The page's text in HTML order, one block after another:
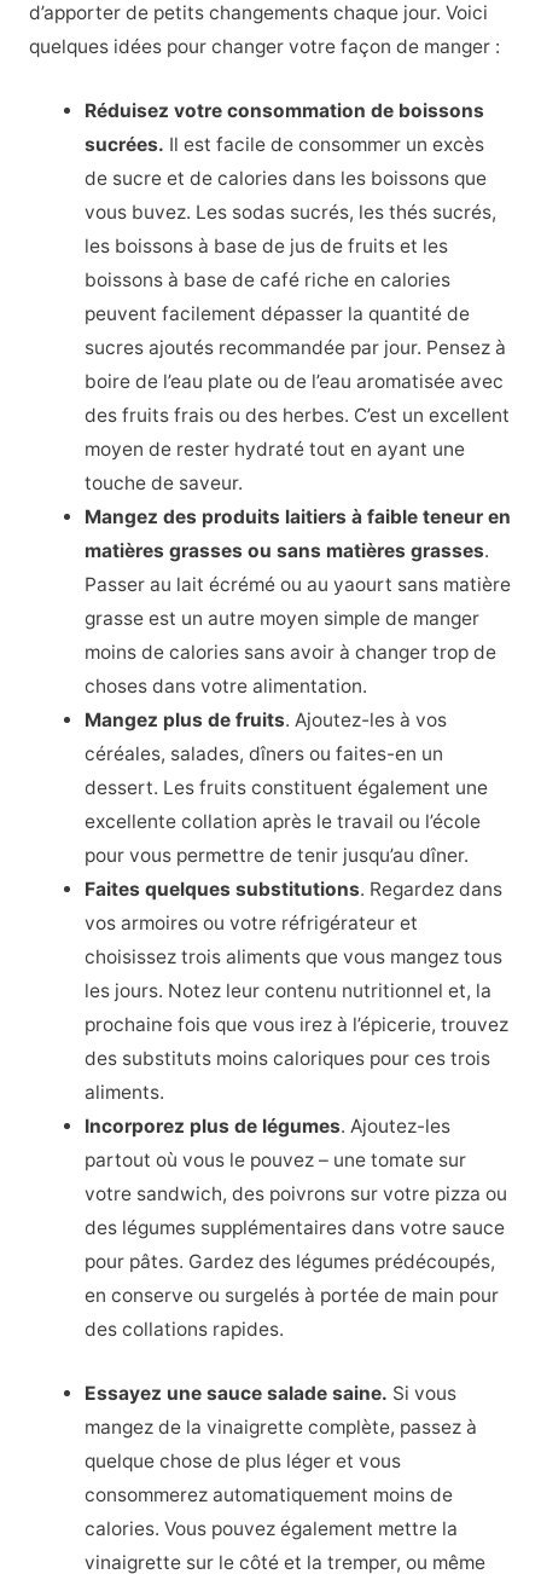
d’apporter de petits changements chaque jour. Voici
quelques idées pour changer votre façon de manger :
Réduisez votre consommation de boissons
sucrées. Il est facile de consommer un excès
de sucre et de calories dans les boissons que
vous buvez. Les sodas sucrés, les thés sucrés,
les boissons à base de jus de fruits et les
boissons à base de café riche en calories
peuvent facilement dépasser la quantité de
sucres ajoutés recommandée par jour. Pensez à
boire de l’eau plate ou de l’eau aromatisée avec
des fruits frais ou des herbes. C’est un excellent
moyen de rester hydraté tout en ayant une
touche de saveur.
Mangez des produits laitiers à faible teneur en
matières grasses ou sans matières grasses.
Passer au lait écrémé ou au yaourt sans matière
grasse est un autre moyen simple de manger
moins de calories sans avoir à changer trop de
choses dans votre alimentation.
Mangez plus de fruits. Ajoutez-les à vos
céréales, salades, dîners ou faites-en un
dessert. Les fruits constituent également une
excellente collation après le travail ou l’école
pour vous permettre de tenir jusqu’au dîner.
Faites quelques substitutions. Regardez dans
vos armoires ou votre réfrigérateur et
choisissez trois aliments que vous mangez tous
les jours. Notez leur contenu nutritionnel et, la
prochaine fois que vous irez à l’épicerie, trouvez
des substituts moins caloriques pour ces trois
aliments.
Incorporez plus de légumes. Ajoutez-les
partout où vous le pouvez – une tomate sur
votre sandwich, des poivrons sur votre pizza ou
des légumes supplémentaires dans votre sauce
pour pâtes. Gardez des légumes prédécoupés,
en conserve ou surgelés à portée de main pour
des collations rapides.
Essayez une sauce salade saine. Si vous
mangez de la vinaigrette complète, passez à
quelque chose de plus léger et vous
consommerez automatiquement moins de
calories. Vous pouvez également mettre la
vinaigrette sur le côté et la tremper, ou même